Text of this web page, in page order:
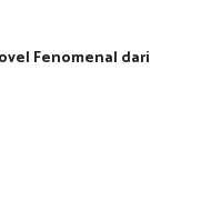
Fenomenal dari